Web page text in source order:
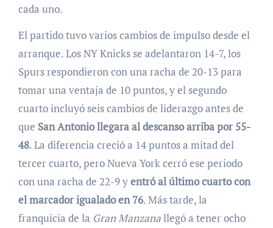
cada uno.
El partido tuvo varios cambios de impulso desde el
arranque. Los NY Knicks se adelantaron 14-7, los
Spurs respondieron con una racha de 20-13 para
tomar una ventaja de 10 puntos, y el segundo
cuarto incluyó seis cambios de liderazgo antes de
que San Antonio llegara al descanso arriba por 55-
48. La diferencia creció a 14 puntos a mitad del
tercer cuarto, pero Nueva York cerró ese periodo
con una racha de 22-9 yentró al último cuarto con
el marcador igualado en 76. Más tarde, la
franquicia de la Gran Manzanallegó a tener ocho